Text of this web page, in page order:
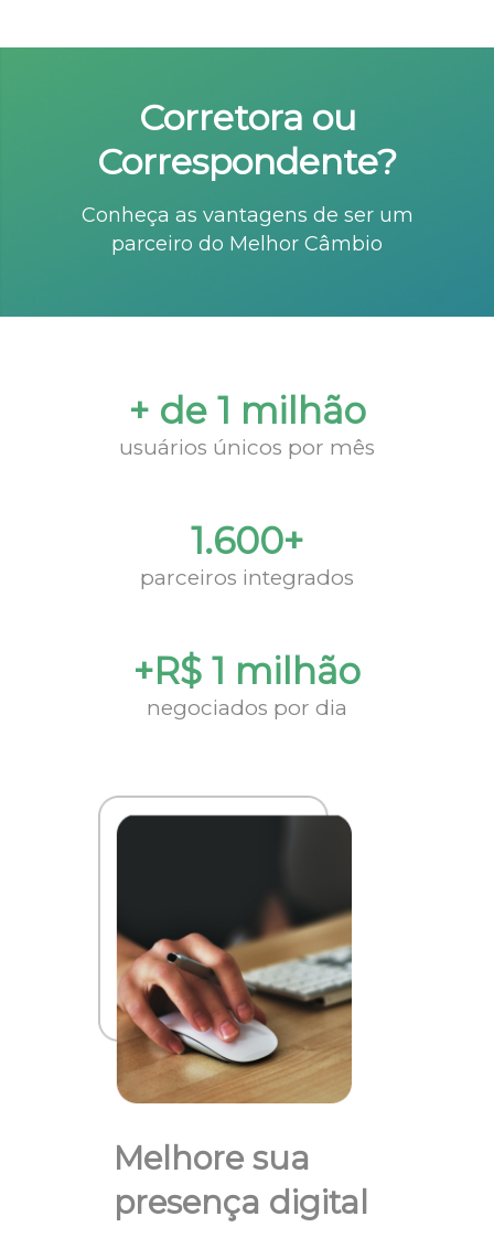
Corretora ou
Correspondente?
Conheça as vantagens de ser um
parceiro do Melhor Câmbio
+ de 1 milhão
usuários únicos por mês
1.600+
parceiros integrados
+R$ 1 milhão
negociados por dia
Melhore sua
presença digital